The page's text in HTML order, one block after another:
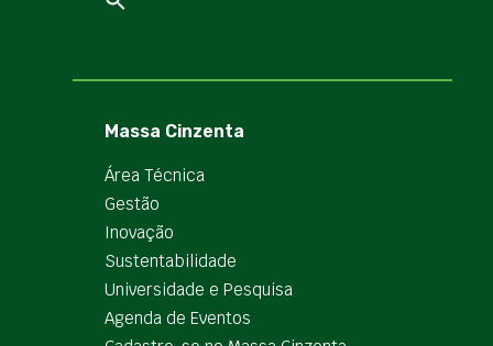
Massa Cinzenta
Área Técnica
Gestão
Inovação
Sustentabilidade
Universidade e Pesquisa
Agenda de Eventos